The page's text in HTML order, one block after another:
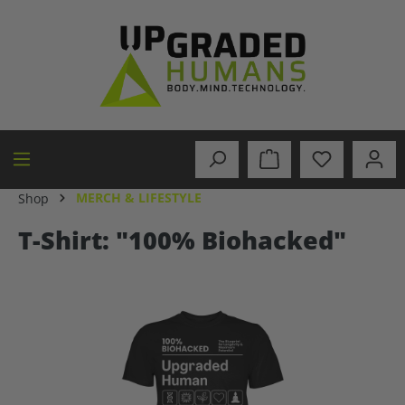
Shop MERCH & LIFESTYLE
T-Shirt: "100% Biohacked"